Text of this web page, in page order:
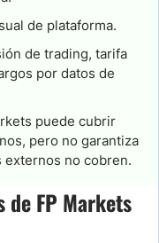
de plataforma.
de trading, tarifa
por datos de
puede cubrir
pero no garantiza
no cobren.
de FP Markets